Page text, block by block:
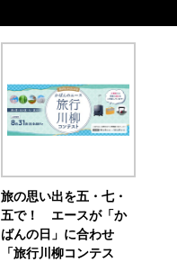
旅の思い出を五・七・
五で！ エースが「か
ばんの日」に合わせ
「旅行川柳コンテス